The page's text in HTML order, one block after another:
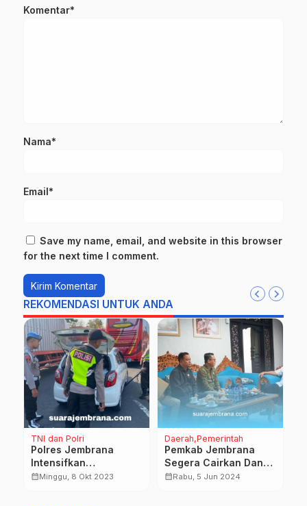
Komentar*
Nama*
Email*
Save my name, email, and website in this browser
for the next time I comment.
REKOMENDASI UNTUK ANDA
TNI dan Polri
Polres Jembrana
Intensifkan
Pengamanan Jelang
calendar_monthMinggu, 8 Okt 2023
Daerah Pemerintah
Pemkab Jembrana
Segera Cairkan Dana
Hibah Tahap 2 KPU
calendar_monthRabu, 5 Jun 2024